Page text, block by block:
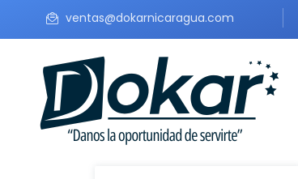
ventas@dokarnicaragua.com